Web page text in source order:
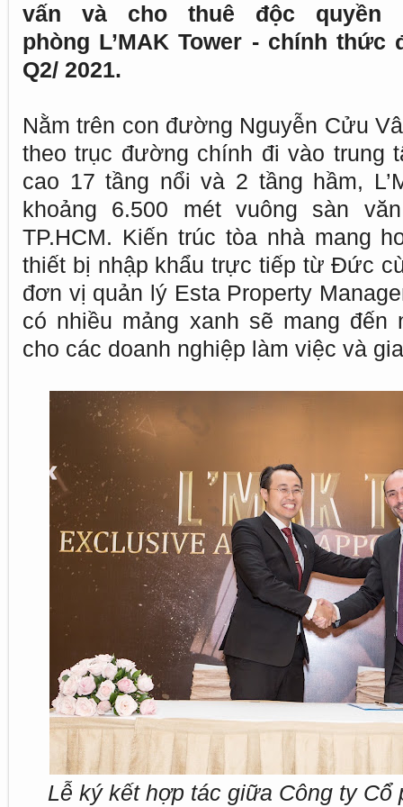
vấn và cho thuê độc
phòng L’MAK Tower - chính
Q2/ 2021.
Nằm trên con đường Nguyễn Cửu
theo trục đường chính đi vào trung
cao 17 tầng nổi và 2 tầng hầm,
khoảng 6.500 mét vuông sàn
TP.HCM. Kiến trúc tòa nhà mang
thiết bị nhập khẩu trực tiếp từ Đức
đơn vị quản lý Esta Property
có nhiều mảng xanh sẽ mang đến
cho các doanh nghiệp làm việc và
Lễ ký kết hợp tác giữa Công ty Cổ